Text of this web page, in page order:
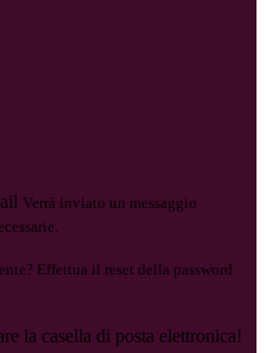
Verrà inviato un messaggio
Effettua il reset della password
la casella di posta elettronica!